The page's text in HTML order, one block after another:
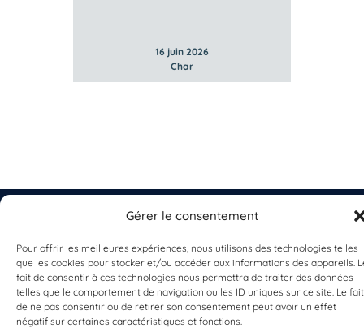
Gérer le consentement
Pour offrir les meilleures expériences, nous utilisons des technologies telles
que les cookies pour stocker et/ou accéder aux informations des appareils.
fait de consentir à ces technologies nous permettra de traiter des données
telles que le comportement de navigation ou les ID uniques sur ce site. Le fait
de ne pas consentir ou de retirer son consentement peut avoir un effet
négatif sur certaines caractéristiques et fonctions.
16 juin 2026
Char
EST UN PROGRAMME DE